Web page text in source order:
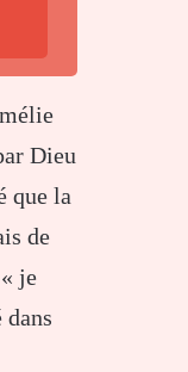
Dieu
que la
de
je